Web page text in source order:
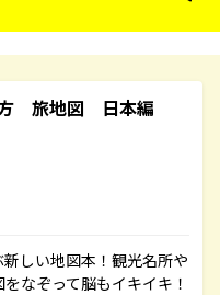
方 旅地図 日本編
しい地図本！観光名所や
なぞって脳もイキイキ！